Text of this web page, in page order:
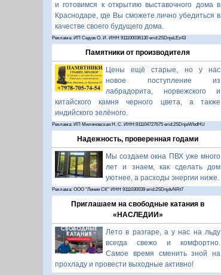
и готовимся к открытию выставочного дома в
Краснодаре, где Вы сможете лично убедиться в
качестве своего будущего дома.
Реклама: ИП Седов О. И. ИНН 911100036130 erid:2SDnjeLEz43
Памятники от производителя
Цены ещё старые, но у нас
новое поступление из
лабрадорита, норвежского и
китайского камня черного цвета, а также
индийского зелёного.
Реклама: ИП Миляновская Н. С. ИНН:911104727675 erid:2SDnjeWbdHU
Надежность, проверенная годами
Мы создаем окна ПВХ уже много
лет и знаем, как сделать дом
уютнее, а расходы энергии ниже.
Реклама: ООО "Линия СК" ИНН 9111030039 erid:2SDnjdvNRt7
Приглашаем на свободные катания в
«НАСЛЕДИИ»
Лето в разгаре, а у нас на льду
всегда свежо и комфортно.
Самое время сменить зной на
прохладу и провести выходные активно!